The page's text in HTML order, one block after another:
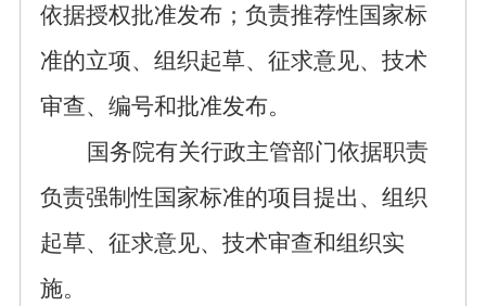
依据授权批准发布；负责推荐性国家标
准的立项、组织起草、 征求意见、技术
审查、编号和批准发布。
国务院有关行政主管部门依据职责
负责强制性国家标准的项目提出、组织
起草、征求意见、 技术审查和组织实
施。